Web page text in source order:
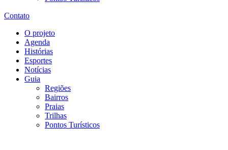
Contato
O projeto
Agenda
Histórias
Esportes
Notícias
Guia
Regiões
Bairros
Praias
Trilhas
Pontos Turísticos